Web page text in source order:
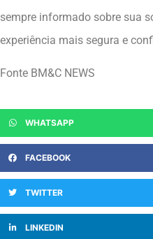
sempre informado sobre sua
experiência mais segura e
Fonte BM&C NEWS
WHATSAPP
FACEBOOK
TWITTER
LINKEDIN